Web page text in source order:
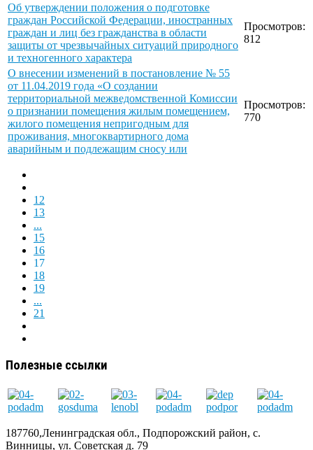
Об утверждении положения о подготовке
граждан Российской Федерации, иностранных
граждан и лиц без гражданства в области
защиты от чрезвычайных ситуаций природного
и техногенного характера
Просмотров:
812
О внесении изменений в постановление № 55
от 11.04.2019 года «О создании
территориальной межведомственной Комиссии
о признании помещения жилым помещением,
жилого помещения непригодным для
проживания, многоквартирного дома
аварийным и подлежащим сносу или
Просмотров:
770
12
13
...
15
16
17
18
19
...
21
Полезные ссылки
187760,Ленинградская обл., Подпорожский район, с.
Винницы, ул. Советская д. 79